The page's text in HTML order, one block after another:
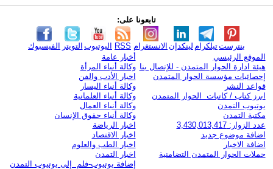
تابعونا على:
الفيسبوك التويتر اليوتيوب RSS الانستغرام لينكدإن تيلكرامبنترست
الموقع الرئيسي
هيئة ادارة الحوار المتمدن - للإتصال بنا
إحصائيات مؤسسة الحوار المتمدن
قواعد النشر
ابرز كتاب / كاتبات الحوار المتمدن
يوتيوب التمدن
مكتبة التمدن
عدد الزوار: 3,430,013,417
اضافة موضوع جديد
اضافة الاخبار
حملات الحوار المتمدن التضامنية
أخبار عامة
وكالة أنباء المرأة
اخبار الأدب والفن
وكالة أنباء اليسار
وكالة أنباء العلمانية
وكالة أنباء العمال
وكالة أنباء حقوق الإنسان
اخبار الرياضة
اخبار الاقتصاد
اخبار الطب والعلوم
اخبار التمدن
إضافة يوتيوب-فلم إلى يوتيوب التمدن